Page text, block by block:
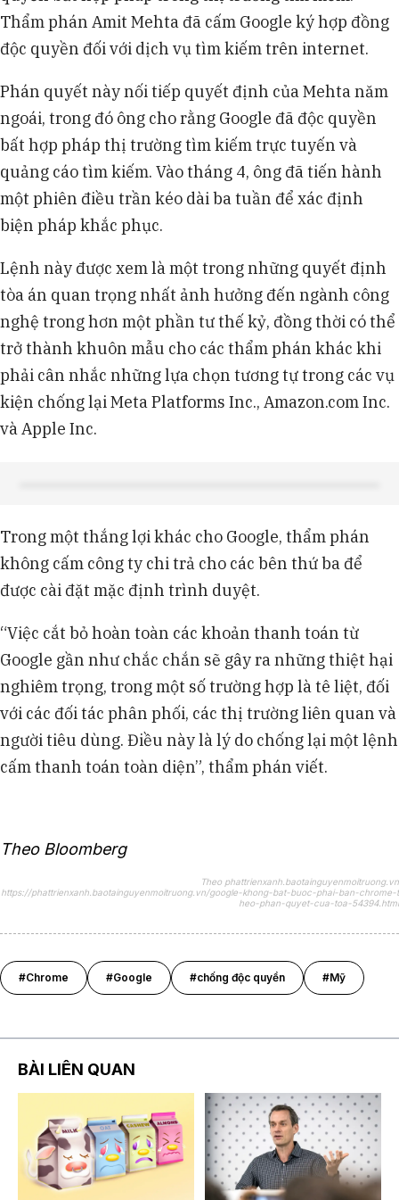
Thẩm phán Amit Mehta đã cấm Google ký hợp đồng
độc quyền đối với dịch vụ tìm kiếm trên internet.
Phán quyết này nối tiếp quyết định của Mehta năm
ngoái, trong đó ông cho rằng Google đã độc quyền
bất hợp pháp thị trường tìm kiếm trực tuyến và
quảng cáo tìm kiếm. Vào tháng 4, ông đã tiến hành
một phiên điều trần kéo dài ba tuần để xác định
biện pháp khắc phục.
Lệnh này được xem là một trong những quyết định
tòa án quan trọng nhất ảnh hưởng đến ngành công
nghệ trong hơn một phần tư thế kỷ, đồng thời có thể
trở thành khuôn mẫu cho các thẩm phán khác khi
phải cân nhắc những lựa chọn tương tự trong các vụ
kiện chống lại Meta Platforms Inc., Amazon.com Inc.
và Apple Inc.
Trong một thắng lợi khác cho Google, thẩm phán
không cấm công ty chi trả cho các bên thứ ba để
được cài đặt mặc định trình duyệt.
“Việc cắt bỏ hoàn toàn các khoản thanh toán từ
Google gần như chắc chắn sẽ gây ra những thiệt hại
nghiêm trọng, trong một số trường hợp là tê liệt, đối
với các đối tác phân phối, các thị trường liên quan và
người tiêu dùng. Điều này là lý do chống lại một lệnh
cấm thanh toán toàn diện”, thẩm phán viết.
Theo Bloomberg
Theo phattrienxanh.baotainguyenmoitruong.vn
https://phattrienxanh.baotainguyenmoitruong.vn/google-khong-bat-buoc-phai-ban-chrome-t
heo-phan-quyet-cua-toa-54394.html
#Chrome #Google #chống độc quyền #Mỹ
BÀI LIÊN QUAN